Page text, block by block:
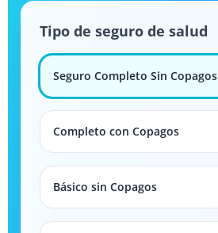
Tipo de seguro de salud
Seguro Completo Sin Copagos
Completo con Copagos
Básico sin Copagos